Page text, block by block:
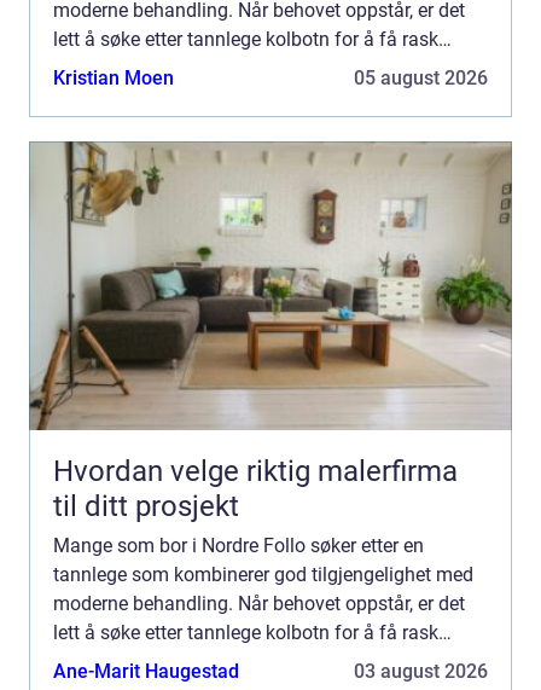
moderne behandling. Når behovet oppstår, er det
lett å søke etter tannlege kolbotn for å få rask
oversikt. Valget ...
Kristian Moen 05 august 2026
Hvordan velge riktig malerfirma
til ditt prosjekt
Mange som bor i Nordre Follo søker etter en
tannlege som kombinerer god tilgjengelighet med
moderne behandling. Når behovet oppstår, er det
lett å søke etter tannlege kolbotn for å få rask
oversikt. Valget ...
Ane-Marit Haugestad 03 august 2026